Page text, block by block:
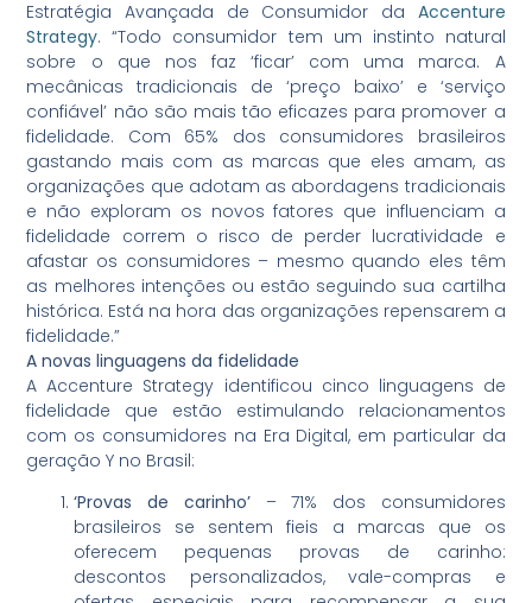
Estratégia Avançada de Consumidor da Accenture
Strategy. “Todo consumidor tem um instinto natural
sobre o que nos faz ‘ficar’ com uma marca. A
mecânicas tradicionais de ‘preço baixo’ e ‘serviço
confiável’ não são mais tão eficazes para promover a
fidelidade. Com 65% dos consumidores brasileiros
gastando mais com as marcas que eles amam, as
organizações que adotam as abordagens tradicionais
e não exploram os novos fatores que influenciam a
fidelidade correm o risco de perder lucratividade e
afastar os consumidores – mesmo quando eles têm
as melhores intenções ou estão seguindo sua cartilha
histórica. Está na hora das organizações repensarem a
fidelidade.”
A novas linguagens da fidelidade
A Accenture Strategy identificou cinco linguagens de
fidelidade que estão estimulando relacionamentos
com os consumidores na Era Digital, em particular da
geração Y no Brasil:
‘Provas de carinho’– 71% dos consumidores
brasileiros se sentem fieis a marcas que os
oferecem pequenas provas de carinho:
descontos personalizados, vale-compras e